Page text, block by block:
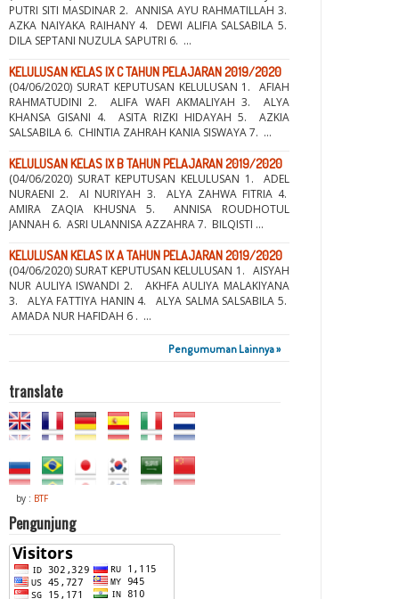
PUTRI SITI MASDINAR 2. ANNISA AYU RAHMATILLAH 3.
AZKA NAIYAKA RAIHANY 4. DEWI ALIFIA SALSABILA 5.
DILA SEPTANI NUZULA SAPUTRI 6. ...
KELULUSAN KELAS IX C TAHUN PELAJARAN 2019/2020
(04/06/2020) SURAT KEPUTUSAN KELULUSAN 1. AFIAH
RAHMATUDINI 2. ALIFA WAFI AKMALIYAH 3. ALYA
KHANSA GISANI 4. ASITA RIZKI HIDAYAH 5. AZKIA
SALSABILA 6. CHINTIA ZAHRAH KANIA SISWAYA 7. ...
KELULUSAN KELAS IX B TAHUN PELAJARAN 2019/2020
(04/06/2020) SURAT KEPUTUSAN KELULUSAN 1. ADEL
NURAENI 2. AI NURIYAH 3. ALYA ZAHWA FITRIA 4.
AMIRA ZAQIA KHUSNA 5. ANNISA ROUDHOTUL
JANNAH 6. ASRI ULANNISA AZZAHRA 7. BILQISTI ...
KELULUSAN KELAS IX A TAHUN PELAJARAN 2019/2020
(04/06/2020) SURAT KEPUTUSAN KELULUSAN 1. AISYAH
NUR AULIYA ISWANDI 2. AKHFA AULIYA MALAKIYANA
3. ALYA FATTIYA HANIN 4. ALYA SALMA SALSABILA 5.
AMADA NUR HAFIDAH 6 . ...
Pengumuman Lainnya »
translate
by : BTF
Pengunjung